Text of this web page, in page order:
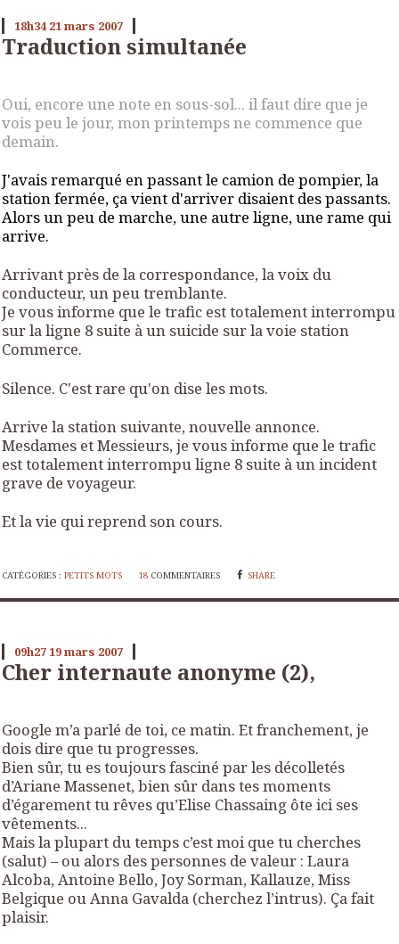
18h34 21mars 2007
Traduction simultanée
Oui, encore une note en sous-sol... il faut dire que je
vois peu le jour, mon printemps ne commence que
demain.
J'avais remarqué en passant le camion de pompier, la
station fermée, ça vient d'arriver disaient des passants.
Alors un peu de marche, une autre ligne, une rame qui
arrive.
Arrivant près de la correspondance, la voix du
conducteur, un peu tremblante.
Je vous informe que le trafic est totalement interrompu
sur la ligne 8 suite à un suicide sur la voie station
Commerce.
Silence. C'est rare qu'on dise les mots.
Arrive la station suivante, nouvelle annonce.
Mesdames et Messieurs, je vous informe que le trafic
est totalement interrompu ligne 8 suite à un incident
grave de voyageur.
Et la vie qui reprend son cours.
CATÉGORIES : PETITS MOTS 18 COMMENTAIRES SHARE
09h2719mars 2007
Cher internaute anonyme (2),
Google m’a parlé de toi, ce matin. Et franchement, je
dois dire que tu progresses.
Bien sûr, tu es toujours fasciné par les décolletés
d’Ariane Massenet, bien sûr dans tes moments
d’égarement tu rêves qu’Elise Chassaing ôte ici ses
vêtements...
Mais la plupart du temps c’est moi que tu cherches
(salut) – ou alors des personnes de valeur : Laura
Alcoba, Antoine Bello, Joy Sorman, Kallauze, Miss
Belgique ou Anna Gavalda (cherchez l’intrus). Ça fait
plaisir.